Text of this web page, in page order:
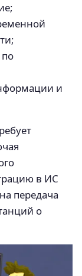
и
в ИС
передача
о